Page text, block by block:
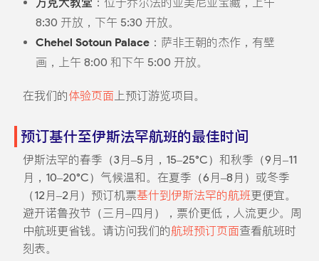
8:30 开放，下午 5:30 开放。
Chehel Sotoun Palace：萨非王朝的杰作，有壁
画，上午 8:00 和下午 5:00 开放。
在我们的体验页面 上预订游览项目。
预订基什至伊斯法罕航班的最佳时间
伊斯法罕的春季（3月–5月，15–25°C）和秋季（9月–11
月，10–20°C）气候温和。在夏季（6月–8月）或冬季
（12月–2月）预订机票基什到伊斯法罕的航班更便宜。
避开诺鲁孜节（三月–四月），票价更低，人流更少。周
中航班更省钱。请访问我们的航班预订页面查看航班时
刻表。